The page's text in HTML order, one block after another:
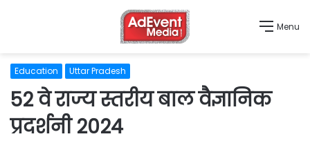
Menu
Education Uttar Pradesh
52 वे राज्य स्तरीय बाल वैज्ञानिक
प्रदर्शनी 2024